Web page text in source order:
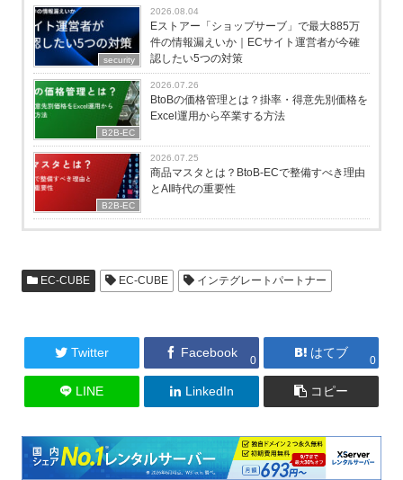
security
2026.08.04
Eストアー「ショップサーブ」で最大885万
件の情報漏えいか｜ECサイト運営者が今確
認したい5つの対策
B2B-EC
2026.07.26
BtoBの価格管理とは？掛率・得意先別価格を
Excel運用から卒業する方法
B2B-EC
2026.07.25
商品マスタとは？BtoB-ECで整備すべき理由
とAI時代の重要性
EC-CUBE EC-CUBE インテグレートパートナー
Twitter Facebook
0
はてブ
0
LINE LinkedIn コピー